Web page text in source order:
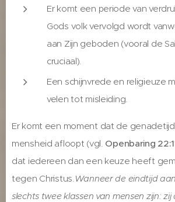
Er komt een periode van
Gods volk vervolgd wordt
aan Zijn geboden (vooral de
cruciaal).
Een schijnvrede en religieuze
velen tot misleiding.
Er komt een moment dat de
mensheid afloopt (vgl. Openbaring
dat iedereen dan een keuze heeft
tegen Christus.Wanneer de eindtijd
slechts twee klassen van mensen zijn: zij